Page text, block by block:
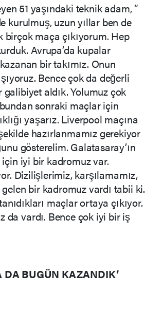
51 yaşındaki teknik adam, “
kurulmuş, uzun yıllar ben de
birçok maça çıkıyorum. Hep
Avrupa’da kupalar
bir takımız. Onun
Bence çok da değerli
galibiyet aldık. Yolumuz çok
sonraki maçlar için
yaşarız. Liverpool maçına
hazırlanmamız gerekiyor
gösterelim. Galatasaray’ın
iyi bir kadromuz var.
Dizilişlerimiz, karşılamamız,
bir kadromuz vardı tabii ki.
maçlar ortaya çıkıyor.
da vardı. Bence çok iyi bir iş
DA BUGÜN KAZANDIK’